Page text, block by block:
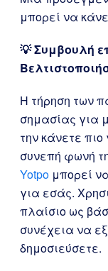
μπορεί να
💡 Συμβουλή
Η τήρηση των
σημασίας για
την κάνετε
συνεπή φωνή
Yotpo μπορεί
για εσάς.
πλαίσιο ως
συνέχεια να
δημοσιεύσετε.